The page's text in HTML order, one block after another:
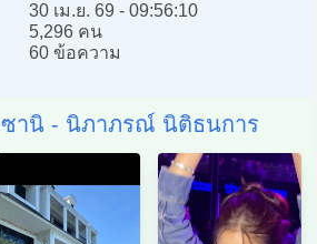
30 เม.ย. 69 - 09:56:10
5,296 คน
60 ข้อความ
ซานิ - นิภาภรณ์ นิติธนการ